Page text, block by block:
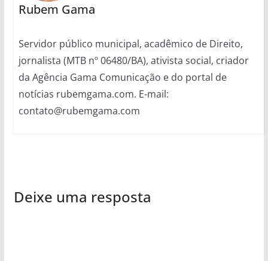
Rubem Gama
Servidor público municipal, acadêmico de Direito,
jornalista (MTB nº 06480/BA), ativista social, criador
da Agência Gama Comunicação e do portal de
notícias rubemgama.com. E-mail:
contato@rubemgama.com
Deixe uma resposta